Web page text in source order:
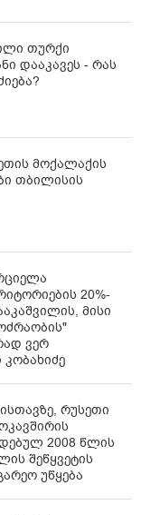
თურქი
დააკავეს - რას
მოქალაქის
თბილისის
20%-
მისი
ვერ
რუსეთი
2008 წლის
შეწყვეტის
უწყება